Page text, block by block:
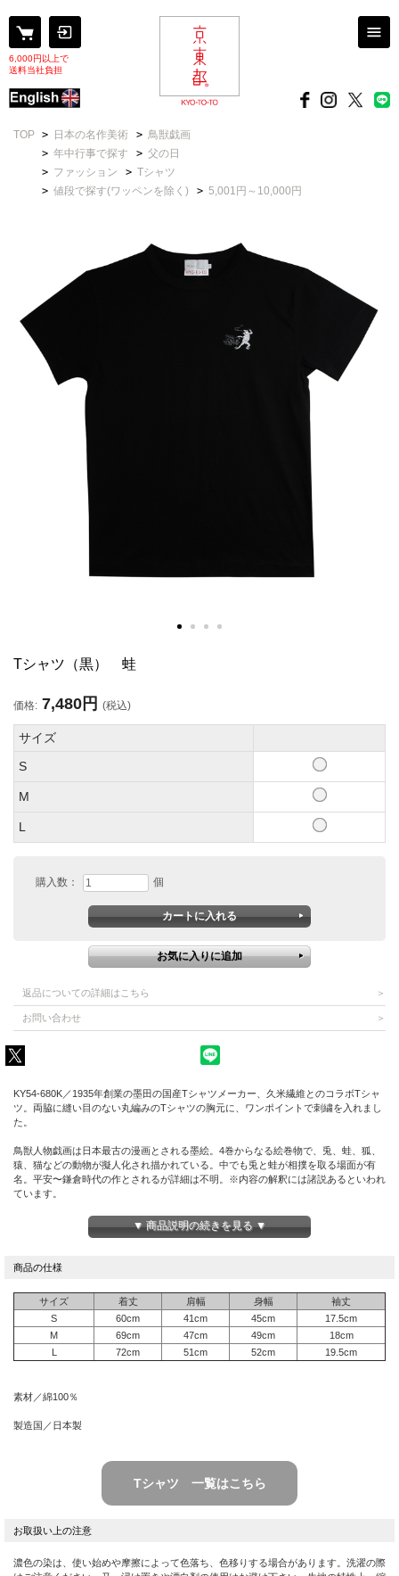
6,000円以上で
送料当社負担
TOP > 日本の名作美術 > 鳥獣戯画
> 年中行事で探す > 父の日
> ファッション > Tシャツ
> 値段で探す(ワッペンを除く) > 5,001円～10,000円
Tシャツ（黒） 蛙
価格: 7,480円 (税込)
サイズ
S
M
L
購入数： 個
返品についての詳細はこちら
お問い合わせ
KY54-680K／1935年創業の墨田の国産Tシャツメーカー、久米繊維とのコラボTシャ
ツ。両脇に縫い目のない丸編みのTシャツの胸元に、ワンポイントで刺繍を入れまし
た。
鳥獣人物戯画は日本最古の漫画とされる墨絵。4巻からなる絵巻物で、兎、蛙、狐、
猿、猫などの動物が擬人化され描かれている。中でも兎と蛙が相撲を取る場面が有
名。平安〜鎌倉時代の作とされるが詳細は不明。※内容の解釈には諸説あるといわれ
ています。
［高山寺所蔵・公認商品］
売上金の一部は、所蔵元の高山寺の文化財保護・境内整備のために使われます。
▼ 商品説明の続きを見る ▼
サイズ 着丈 肩幅 身幅
袖丈
S
60cm 41cm 45cm
17.5cm
M
69cm 47cm 49cm
18cm
72cm 51cm 52cm 19.5cm
素材／綿100％
製造国／日本製
Tシャツ 一覧はこちら
濃色の染は、使い始めや摩擦によって色落ち、色移りする場合があります。洗濯の際